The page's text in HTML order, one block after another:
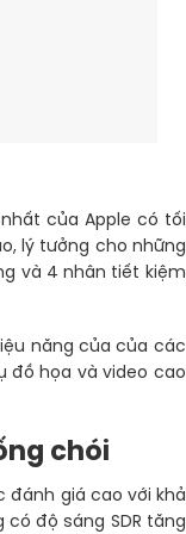
của Apple có tối
lý tưởng cho những
và 4 nhân tiết kiệm
năng của của các
đồ họa và video cao
chói
đánh giá cao với khả
độ sáng SDR tăng